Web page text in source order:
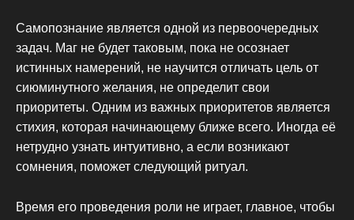
Самопознание является одной из первоочередных
задач. Маг не будет таковым, пока не осознает
истинных намерений, не научится отличать цель от
сиюминутного желания, не определит свои
приоритеты. Одним из важных приоритетов является
стихия, которая начинающему ближе всего. Иногда её
нетрудно узнать интуитивно, а если возникают
сомнения, поможет следующий ритуал.
Время его проведения роли не играет, главное, чтобы